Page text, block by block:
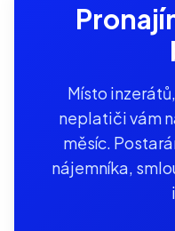
Místo
neplatiči vám
měsíc.
nájemníka,